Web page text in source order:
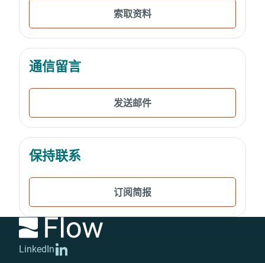
索取资料
通信留言
发送邮件
保持联系
订阅简报
LinkedIn